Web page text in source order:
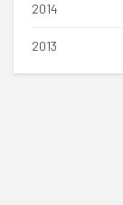
2014
2013